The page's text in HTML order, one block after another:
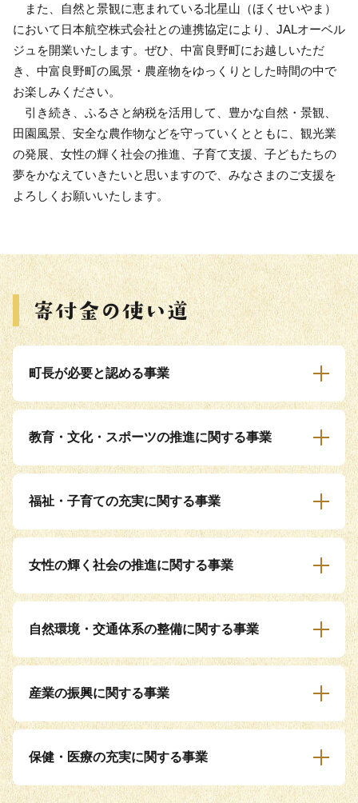
また、自然と景観に恵まれている北星山（ほくせいやま）
において日本航空株式会社との連携協定により、JALオーベル
ジュを開業いたします。ぜひ、中富良野町にお越しいただ
き、中富良野町の風景・農産物をゆっくりとした時間の中で
お楽しみください。
引き続き、ふるさと納税を活用して、豊かな自然・景観、
田園風景、安全な農作物などを守っていくとともに、観光業
の発展、女性の輝く社会の推進、子育て支援、子どもたちの
夢をかなえていきたいと思いますので、みなさまのご支援を
よろしくお願いいたします。
町長が必要と認める事業
教育・文化・スポーツの推進に関する事業
福祉・子育ての充実に関する事業
女性の輝く社会の推進に関する事業
自然環境・交通体系の整備に関する事業
産業の振興に関する事業
保健・医療の充実に関する事業